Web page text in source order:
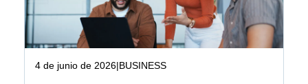
4 de junio de 2026|BUSINESS